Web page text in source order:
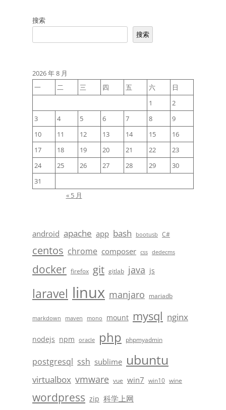
搜索
搜索
2026 年 8 月
一
二 三 四 五 六
日
1
2
3
4 5 6 7 8
9
10
11 12 13 14 15
16
17
18 19 20 21 22
23
24
25 26 27 28 29
30
31
« 5 月
android apache app bash bootusb C#
centos chrome composer css dedecms
docker firefox git gitlab java js
laravel linux manjaro mariadb
markdown maven mono mount mysql nginx
nodejs npm oracle php phpmyadmin
postgresql ssh sublime ubuntu
virtualbox vmware vue win7 win10 wine
wordpress zip 科学上网